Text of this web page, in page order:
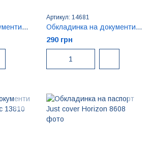
Обкладинка на документи Just cover Букет
Артикул: 14681
Обкладинка на документи Just cover Гранати
290 грн